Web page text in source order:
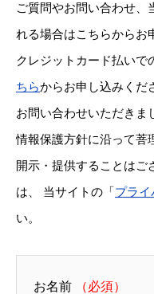
ご質問やお問い合わせ、
れる場合はこちらからお
クレジットカード払いで
ちらからお申し込みくだ
お問い合わせいただきま
情報保護方針に沿って菩
開示・提供することはご
は、 当サイトの「プライ
い。
お名前 （必須）